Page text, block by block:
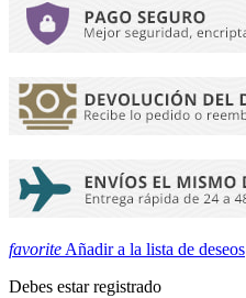
favorite Añadir a la lista de deseos
Debes estar registrado